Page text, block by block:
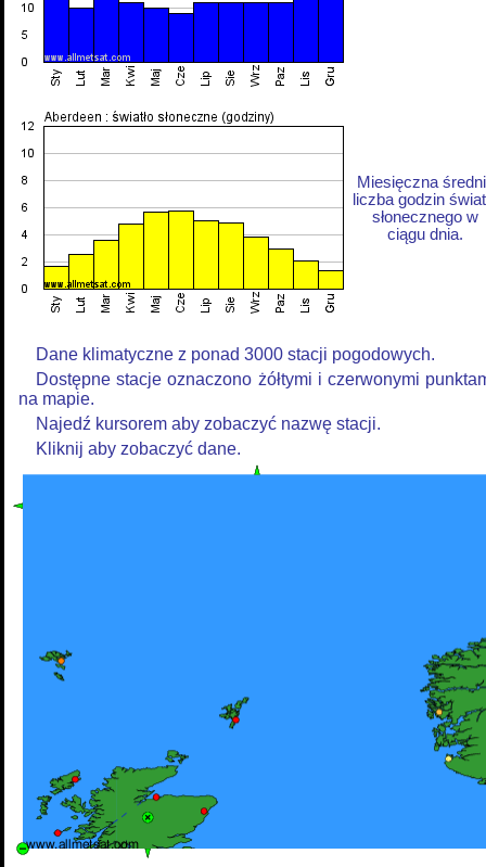
Miesięczna
liczba godzin
słonecznego w
ciągu dnia.
Dane klimatyczne z ponad 3000 stacji pogodowych.
Dostępne stacje oznaczono żółtymi i czerwonymi
na mapie.
Najedź kursorem aby zobaczyć nazwę stacji.
Kliknij aby zobaczyć dane.